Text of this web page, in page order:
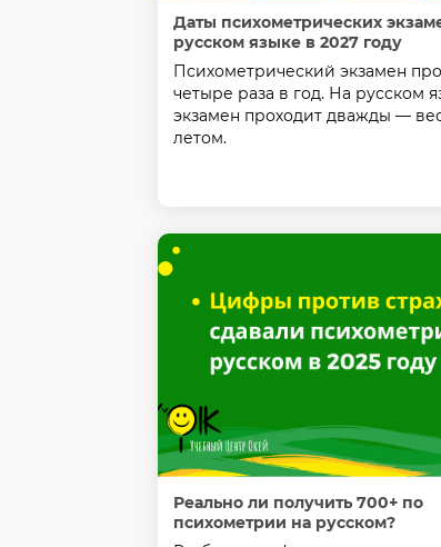
Даты психометрических
русском языке в 2027 году
Психометрический экзамен
четыре раза в год. На русском
экзамен проходит дважды —
летом.
Реально ли получить 700+ по
психометрии на русском?